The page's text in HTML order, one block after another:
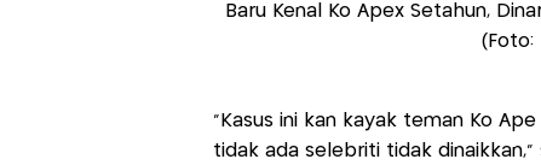
Baru Kenal Ko Apex Setahun,
(Foto:
"Kasus ini kan kayak teman Ko
tidak ada selebriti tidak dinaikkan,"